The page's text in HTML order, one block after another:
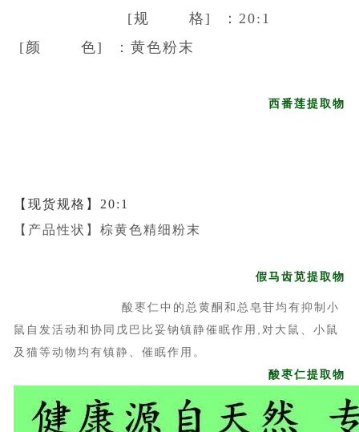
[规 格] ：20:1
[颜 色] ：黄色粉末
西番莲提取物
【现货规格】20:1
【产品性状】棕黄色精细粉末
假马齿苋提取物
酸枣仁中的总黄酮和总皂苷均有抑制小
鼠自发活动和协同戊巴比妥钠镇静催眠作用,对大鼠、小鼠
及猫等动物均有镇静、催眠作用。
酸枣仁提取物